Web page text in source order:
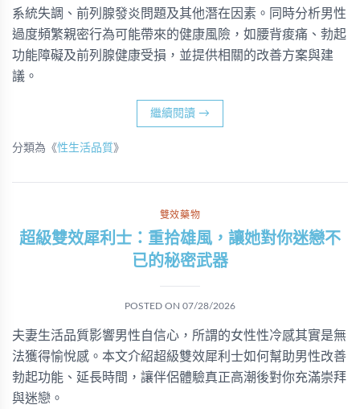
系統失調、前列腺發炎問題及其他潛在因素。同時分析男性
過度頻繁親密行為可能帶來的健康風險，如腰背痠痛、勃起
功能障礙及前列腺健康受損，並提供相關的改善方案與建
議。
繼續閱讀 →
分類為《性生活品質 》
雙效藥物
超級雙效犀利士：重拾雄風，讓她對你迷戀不
已的秘密武器
POSTED ON 07/28/2026
夫妻生活品質影響男性自信心，所謂的女性性冷感其實是無
法獲得愉悅感。本文介紹超級雙效犀利士如何幫助男性改善
勃起功能、延長時間，讓伴侶體驗真正高潮後對你充滿崇拜
與迷戀。